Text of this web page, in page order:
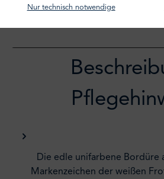
Die edle unifarbene Bordüre
Markenzeichen der weißen
Nur technisch notwendige